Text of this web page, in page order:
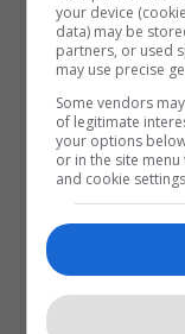
Moti Në Shqipëri
your device
data) may be
partners, or used
may use precise
Some vendors
of legitimate
your options
or in the site
and cookie